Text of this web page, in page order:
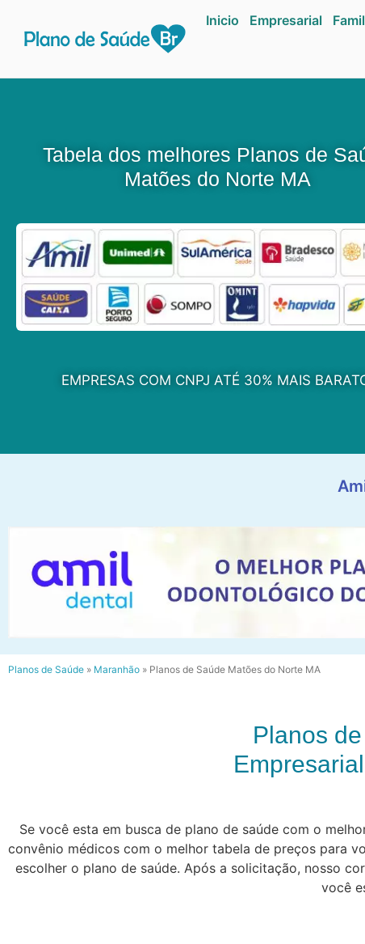
Inicio Empresarial
Tabela dos melhores Planos de
Matões do Norte MA
EMPRESAS COM CNPJ ATÉ 30% MAIS
Planos de Saúde » Maranhão » Planos de Saúde Matões do Norte MA
Planos
Se você esta em busca de plano de saúde com o
convênio médicos com o melhor tabela de preços para
escolher o plano de saúde. Após a solicitação, nosso
você